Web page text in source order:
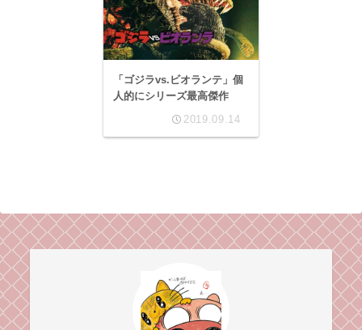
「ゴジラvs.ビオランテ」個
人的にシリーズ最高傑作
2019.09.14